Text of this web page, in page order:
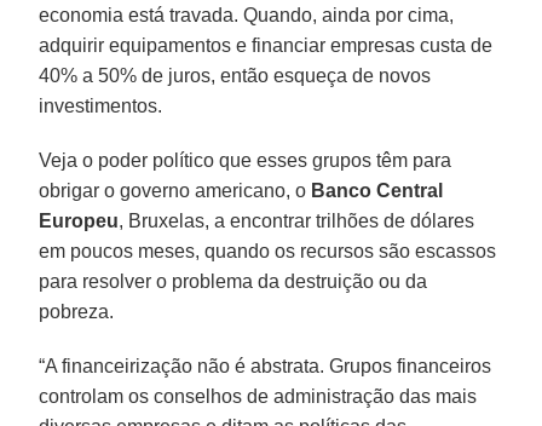
economia está travada. Quando, ainda por cima,
adquirir equipamentos e financiar empresas custa de
40% a 50% de juros, então esqueça de novos
investimentos.
Veja o poder político que esses grupos têm para
obrigar o governo americano, o Banco Central
Europeu, Bruxelas, a encontrar trilhões de dólares
em poucos meses, quando os recursos são escassos
para resolver o problema da destruição ou da
pobreza.
“A financeirização não é abstrata. Grupos financeiros
controlam os conselhos de administração das mais